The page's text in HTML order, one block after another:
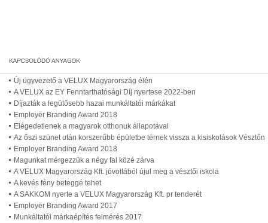
Új ügyvezető a VELUX Magyarország élén
A VELUX az EY Fenntarthatósági Díj nyertese 2022-ben
Díjazták a legütősebb hazai munkáltatói márkákat
Employer Branding Award 2018
Elégedetlenek a magyarok otthonuk állapotával
Az őszi szünet után korszerűbb épületbe térnek vissza a kisiskolások Vésztőn
Employer Branding Award 2018
Magunkat mérgezzük a négy fal közé zárva
A VELUX Magyarország Kft. jóvoltából újul meg a vésztői iskola
A kevés fény beteggé tehet
A SAKKOM nyerte a VELUX Magyarország Kft. pr tenderét
Employer Branding Award 2017
Munkáltatói márkaépítés felmérés 2017